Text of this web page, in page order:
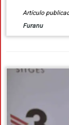
Artículo
Furanu